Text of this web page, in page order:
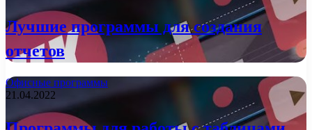
Лучшие программы для создания
отчетов
Офисные программы
21.04.2022